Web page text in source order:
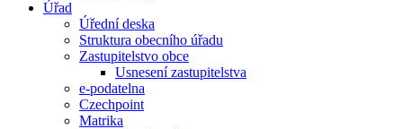
Úřad
Úřední deska
Struktura obecního úřadu
Zastupitelstvo obce
Usnesení zastupitelstva
e-podatelna
Czechpoint
Matrika